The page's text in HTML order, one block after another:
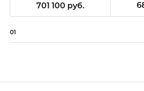
701 100 руб.
01